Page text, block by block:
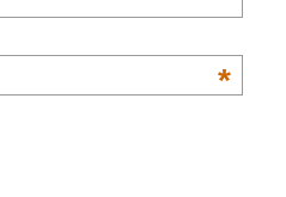
*